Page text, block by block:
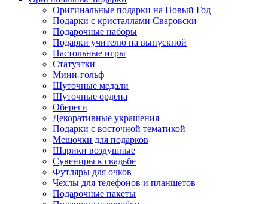
Оригинальные подарки на Новый Год
Подарки с кристаллами Сваровски
Подарочные наборы
Подарки учителю на выпускной
Настольные игры
Статуэтки
Мини-гольф
Шуточные медали
Шуточные ордена
Обереги
Декоративные украшения
Подарки с восточной тематикой
Мешочки для подарков
Шарики воздушные
Сувениры к свадьбе
Футляры для очков
Чехлы для телефонов и планшетов
Подарочные пакеты